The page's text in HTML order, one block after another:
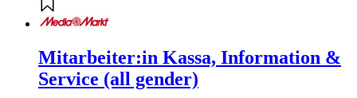
Mitarbeiter:in Kassa, Information &
Service (all gender)